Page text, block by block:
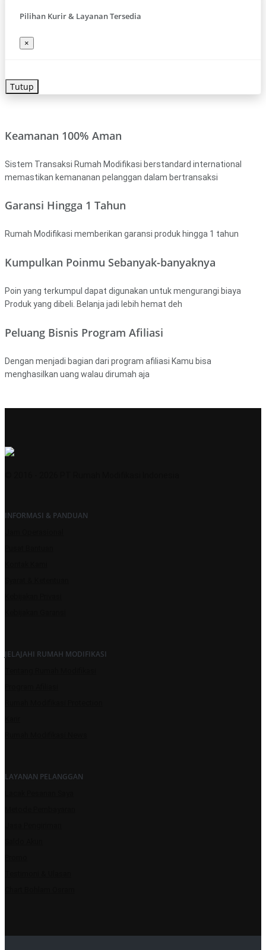
Pilihan Kurir & Layanan Tersedia
×
Tutup
Keamanan 100% Aman
Sistem Transaksi Rumah Modifikasi berstandard international
memastikan kemananan pelanggan dalam bertransaksi
Garansi Hingga 1 Tahun
Rumah Modifikasi memberikan garansi produk hingga 1 tahun
Kumpulkan Poinmu Sebanyak-banyaknya
Poin yang terkumpul dapat digunakan untuk mengurangi biaya
Produk yang dibeli. Belanja jadi lebih hemat deh
Peluang Bisnis Program Afiliasi
Dengan menjadi bagian dari program afiliasi Kamu bisa
menghasilkan uang walau dirumah aja
INFORMASI & PANDUAN
JELAJAHI RUMAH MODIFIKASI
LAYANAN PELANGGAN